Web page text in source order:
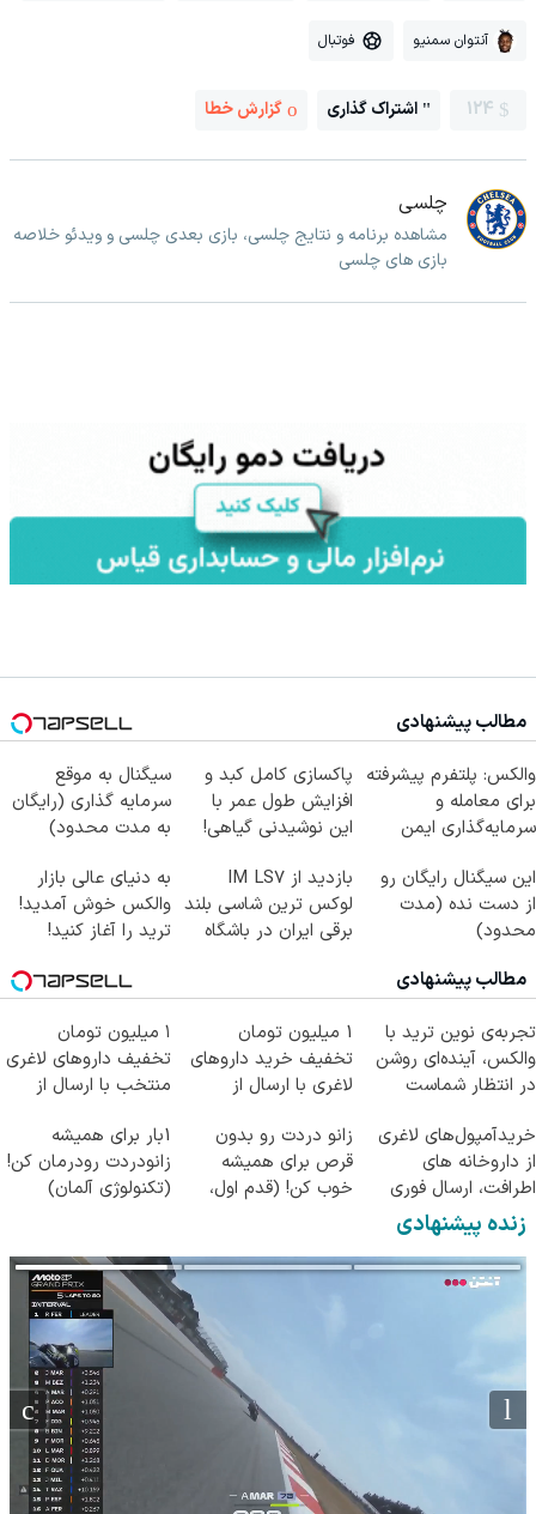
آنتوان سمنیو فوتبال
124 اشتراک گذاری گزارش خطا
چلسی
مشاهده برنامه و نتایج چلسی، بازی بعدی چلسی و ویدئو خلاصه
بازی های چلسی
مطالب پیشنهادی
والکس: پلتفرم پیشرفته
برای معامله و
سرمایه‌گذاری ایمن
پاکسازی کامل کبد و
افزایش طول عمر با
این نوشیدنی گیاهی!
سیگنال به موقع
سرمایه گذاری (رایگان
به مدت محدود)
این سیگنال رایگان رو
از دست نده (مدت
محدود)
بازدید از IM LS7
لوکس ترین شاسی بلند
برقی ایران در باشگاه
به دنیای عالی بازار
والکس خوش آمدید!
ترید را آغاز کنید!
مطالب پیشنهادی
تجربه‌ی نوین ترید با
والکس، آینده‌ای روشن
در انتظار شماست
1 میلیون تومان
تخفیف خرید داروهای
لاغری با ارسال از
۱ میلیون تومان
تخفیف داروهای لاغری
منتخب با ارسال از
خریدآمپول‌های لاغری
از داروخانه های
اطرافت، ارسال فوری
همراه با پک یخ!
زانو دردت رو بدون
قرص برای همیشه
خوب کن! (قدم اول،
1بار برای همیشه
زانودردت رودرمان کن!
(تکنولوژی آلمان)
زنده پیشنهادی